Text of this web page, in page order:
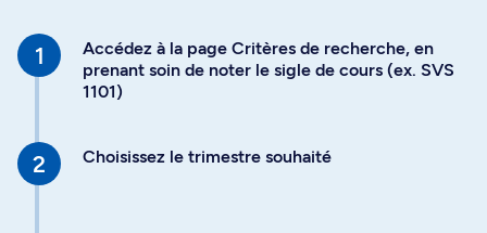
Accédez à la page Critères de recherche, en
prenant soin de noter le sigle de cours (ex. SVS
1101)
Choisissez le trimestre souhaité